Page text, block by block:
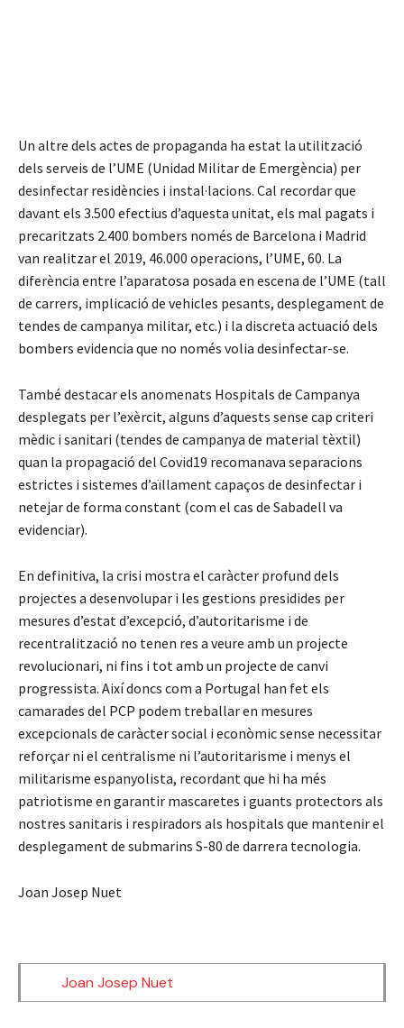
Un altre dels actes de propaganda ha estat la utilització
dels serveis de l’UME (Unidad Militar de Emergència) per
desinfectar residències i instal·lacions. Cal recordar que
davant els 3.500 efectius d’aquesta unitat, els mal pagats i
precaritzats 2.400 bombers només de Barcelona i Madrid
van realitzar el 2019, 46.000 operacions, l’UME, 60. La
diferència entre l’aparatosa posada en escena de l’UME (tall
de carrers, implicació de vehicles pesants, desplegament de
tendes de campanya militar, etc.) i la discreta actuació dels
bombers evidencia que no només volia desinfectar-se.
També destacar els anomenats Hospitals de Campanya
desplegats per l’exèrcit, alguns d’aquests sense cap criteri
mèdic i sanitari (tendes de campanya de material tèxtil)
quan la propagació del Covid19 recomanava separacions
estrictes i sistemes d’aïllament capaços de desinfectar i
netejar de forma constant (com el cas de Sabadell va
evidenciar).
En definitiva, la crisi mostra el caràcter profund dels
projectes a desenvolupar i les gestions presidides per
mesures d’estat d’excepció, d’autoritarisme i de
recentralització no tenen res a veure amb un projecte
revolucionari, ni fins i tot amb un projecte de canvi
progressista. Així doncs com a Portugal han fet els
camarades del PCP podem treballar en mesures
excepcionals de caràcter social i econòmic sense necessitar
reforçar ni el centralisme ni l’autoritarisme i menys el
militarisme espanyolista, recordant que hi ha més
patriotisme en garantir mascaretes i guants protectors als
nostres sanitaris i respiradors als hospitals que mantenir el
desplegament de submarins S-80 de darrera tecnologia.
Joan Josep Nuet
Joan Josep Nuet